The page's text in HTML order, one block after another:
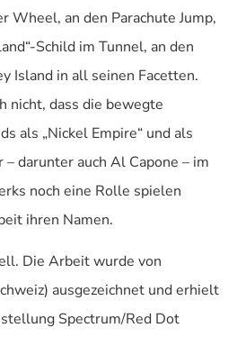
Wheel, an den Parachute Jump,
Schild im Tunnel, an den
Island in all seinen Facetten.
nicht, dass die bewegte
als „Nickel Empire“ und als
darunter auch Al Capone – im
noch eine Rolle spielen
ihren Namen.
Die Arbeit wurde von
ausgezeichnet und erhielt
Spectrum/Red Dot